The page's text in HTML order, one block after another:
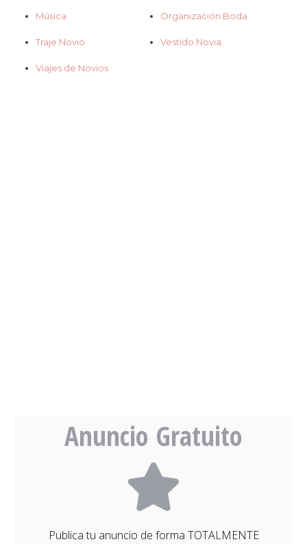
Música Organización Boda
Traje Novio Vestido Novia
Viajes de Novios
Anuncio Gratuito
Publica tu anuncio de forma TOTALMENTE